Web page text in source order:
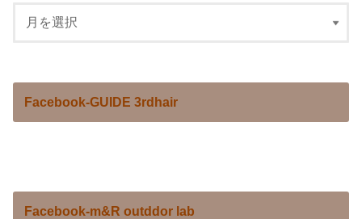
Facebook-GUIDE 3rdhair
Facebook-m&R outddor lab